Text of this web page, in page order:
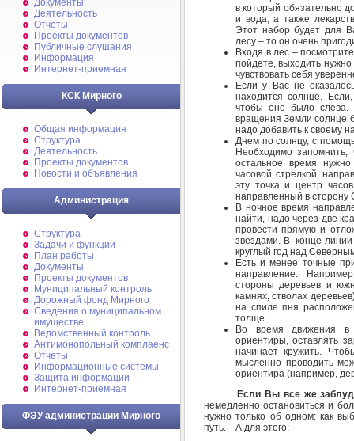
Документы
Деятельность
Отчеты
Проекты документов
Публичные слушания
Информация
Интернет-приемная
КСК Мирного
Общая информация
Структура
Деятельность
Проекты документов
Новости и объявления
Администрация
Структура
Задачи и функции
План работы
Документы
Проекты документов
Муниципальный контроль
Дорожный фонд Мирного
Cведения о муниципальном
имуществе
Ведомственный контроль
Антимонопольный комплаенс
Отчеты
Информационные системы
Защита информации
Интернет-приемная
ФЭУ администрации Мирного
в который обязательно
и вода, а также
Этот набор будет для
лесу – то он очень
Входя в лес –
пойдете, выходить
чувствовать себя
Если у Вас не
находится солнце.
чтобы оно было слева.
вращения Земли солнце
надо добавить к своему
Днем по солнцу, с
Необходимо
остальное время
часовой стрелкой,
эту точка и центр
направленный в сторону
В ночное время
найти, надо через две
провести прямую и
звездами. В конце линии
круглый год над
Есть и менее точные
направление.
стороны деревьев и
камнях, стволах
на спиле пня
толще.
Во время движения в
ориентиры, оставлять
начинает кружить.
мысленно проводить
ориентира (например,
Если Вы все же
немедленно остановиться и
нужно только об одном: как
путь. А для этого: